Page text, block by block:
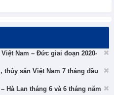
Nam – Đức giai đoạn 2020-
sản Việt Nam 7 tháng đầu
Hà Lan tháng 6 và 6 tháng năm